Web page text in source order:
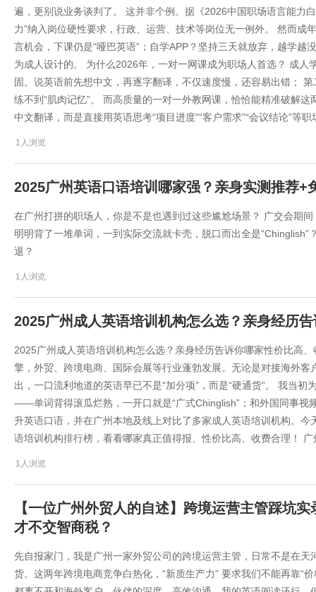
遍，更别说业务谈判了。 这并非个例。据《2026中国职场语言能力
力”纳入岗位硬性要求，行政、运营、技术等岗位无一例外。 然而成
言机会，下课仍是“哑巴英语”；自学APP？坚持三天就放弃，越学
为成人设计的。 为什么2026年，一对一网课成为职场人首选？ 成
固。说英语前先想中文，再逐字翻译，不仅速度慢，还容易出错；
练不到“肌肉记忆”。 而高质量的一对一外教网课，恰恰能精准破解
中文翻译，而是直接用英语思考“项目进度”“客户需求”“会议结论”等
1人浏览
2025广州英语口语培训哪家强？亲身实测推荐+
在广州打拼的职场人，你是不是也遇到过这些尴尬场景？ 广交会期
明明背了一堆单词，一到实际交流就卡壳，脱口而出全是
退？
1人浏览
2025广州成人英语培训机构怎么选？亲身经历
2025广州成人英语培训机构怎么选？亲身经历告诉你哪家性价比高
擎，外贸、跨境电商、国际会展等行业蓬勃发展。无论是对接海外
出，一口流利地道的英语早已不是“加分项”，而是“硬通货”。 我当
——单词背得滚瓜烂熟，一开口就是“广式Chinglish”；和外国同事视
升英语口语，并在广州本地及线上对比了多家成人英语培训机构。
语培训机构排行榜，看看哪家真正值得报、性价比高、收费合理！
1人浏览
【一位广州外贸人的自述】跨境运营主管踩坑
才不交智商税？​​
先自报家门，我是广州一家外贸公司的跨境运营主管，日常不是在
货。这两年跨境电商竞争白热化，“新质生产力” 要求我们不能再靠“